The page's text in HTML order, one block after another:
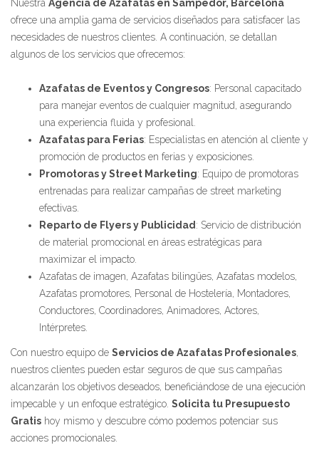
Nuestra Agencia de Azafatas en Sampedor, Barcelona
ofrece una amplia gama de servicios diseñados para satisfacer las
necesidades de nuestros clientes. A continuación, se detallan
algunos de los servicios que ofrecemos:
Azafatas de Eventos y Congresos: Personal capacitado
para manejar eventos de cualquier magnitud, asegurando
una experiencia fluida y profesional.
Azafatas para Ferias: Especialistas en atención al cliente y
promoción de productos en ferias y exposiciones.
Promotoras y Street Marketing: Equipo de promotoras
entrenadas para realizar campañas de street marketing
efectivas.
Reparto de Flyers y Publicidad : Servicio de distribución
de material promocional en áreas estratégicas para
maximizar el impacto.
Azafatas de imagen, Azafatas bilingües, Azafatas modelos,
Azafatas promotores, Personal de Hostelería, Montadores,
Conductores, Coordinadores, Animadores, Actores,
Intérpretes.
Con nuestro equipo de Servicios de Azafatas Profesionales
nuestros clientes pueden estar seguros de que sus campañas
alcanzarán los objetivos deseados, beneficiándose de una ejecución
impecable y un enfoque estratégico. Solicita tu Presupuesto
Gratis hoy mismo y descubre cómo podemos potenciar sus
acciones promocionales.